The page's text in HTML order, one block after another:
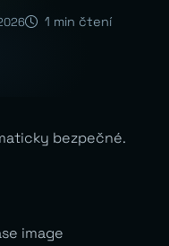
1 min čtení
bezpečné.
image